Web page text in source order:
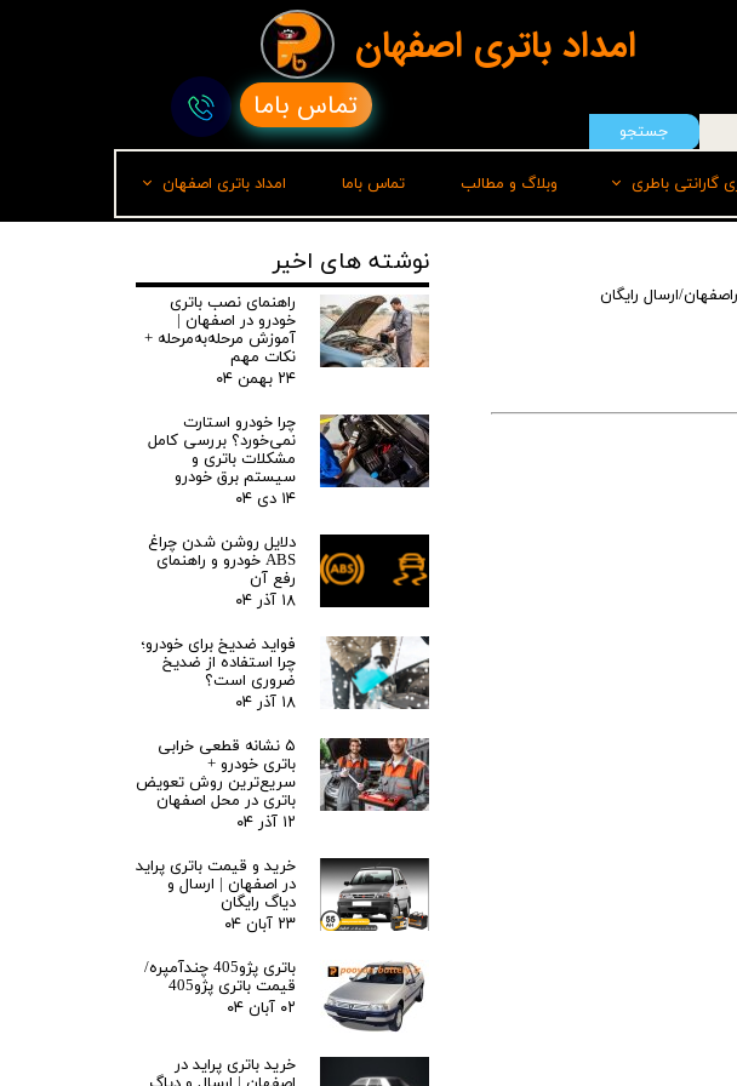
گارانتی باطری وبلاگ و مطالب تماس باما امداد باتری اصفهان
تماس باما
جستجو
امداد باتری اصفهان
نوشته های اخیر
راهنمای نصب باتری
خودرو در اصفهان |
آموزش مرحله‌به‌مرحله +
نکات مهم
۲۴ بهمن ۰۴
چرا خودرو استارت
نمی‌خورد؟ بررسی کامل
مشکلات باتری و
سیستم برق خودرو
۱۴ دی ۰۴
دلایل روشن شدن چراغ
ABS خودرو و راهنمای
رفع آن
۱۸ آذر ۰۴
فواید ضدیخ برای خودرو؛
چرا استفاده از ضدیخ
ضروری است؟
۱۸ آذر ۰۴
۵ نشانه قطعی خرابی
باتری خودرو +
سریع‌ترین روش تعویض
باتری در محل اصفهان
۱۲ آذر ۰۴
خرید و قیمت باتری پراید
در اصفهان | ارسال و
دیاگ رایگان
۲۳ آبان ۰۴
باتری پژو405 چندآمپره/
قیمت باتری پژو405
۰۲ آبان ۰۴
خرید باتری پراید در